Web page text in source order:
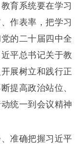
育系统要在学习
作表率，把学习
的二十届四中全
平总书记关于教
展树立和践行正
提高政治站位、
统一到会议精神
准确把握习近平